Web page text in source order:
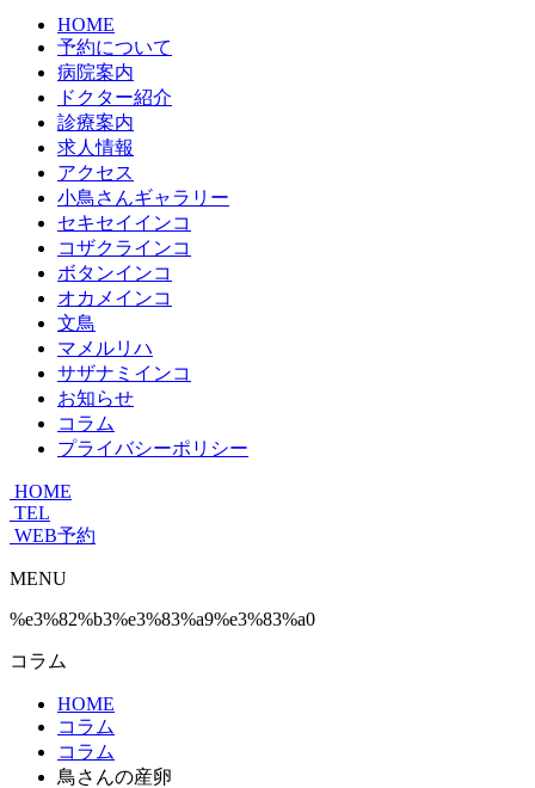
HOME
予約について
病院案内
ドクター紹介
診療案内
求人情報
アクセス
小鳥さんギャラリー
セキセイインコ
コザクラインコ
ボタンインコ
オカメインコ
文鳥
マメルリハ
サザナミインコ
お知らせ
コラム
プライバシーポリシー
HOME
TEL
WEB予約
MENU
%e3%82%b3%e3%83%a9%e3%83%a0
コラム
HOME
コラム
コラム
鳥さんの産卵